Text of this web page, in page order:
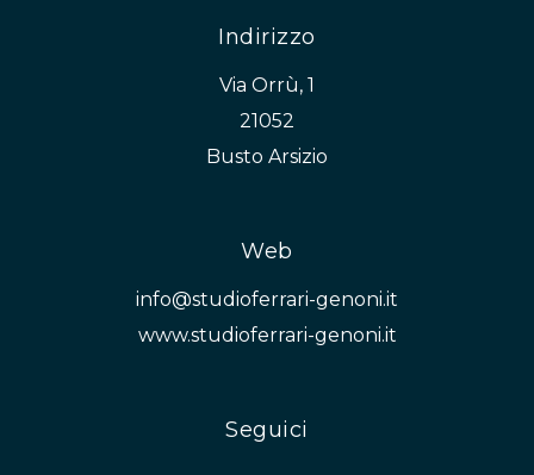
Indirizzo
Via Orrù, 1
21052
Busto Arsizio
Web
info@studioferrari-genoni.it
www.studioferrari-genoni.it
Seguici